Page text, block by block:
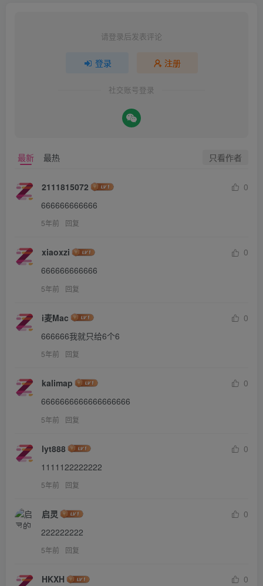
请登录后发表评论
登录 注册
社交账号登录
最新 最热 只看作者
2111815072
0
666666666666
5年前 回复
xiaoxzi
0
666666666666
5年前 回复
i麦Mac
0
666666我就只给6个6
5年前 回复
kalimap
0
6666666666666666666
5年前 回复
lyt888
0
1111122222222
5年前 回复
启灵
0
222222222
5年前 回复
HKXH
0